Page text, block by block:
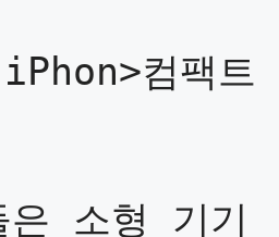
컴팩트
은 소형 기기